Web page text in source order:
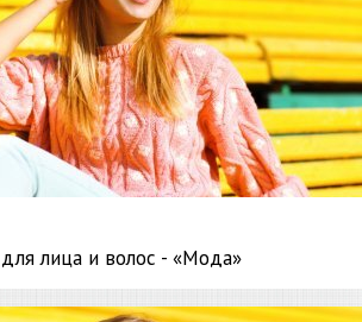
лица и волос - «Мода»